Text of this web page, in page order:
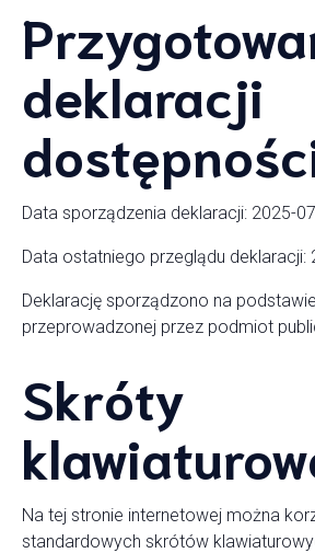
deklaracji
Data sporządzenia deklaracji: 2025-
Data ostatniego przeglądu deklaracji:
Deklarację sporządzono na
przeprowadzonej przez podmiot
Skróty
Na tej stronie internetowej można
standardowych skrótów